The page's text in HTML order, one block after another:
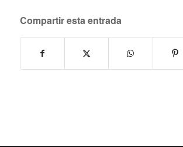
Compartir esta entrada